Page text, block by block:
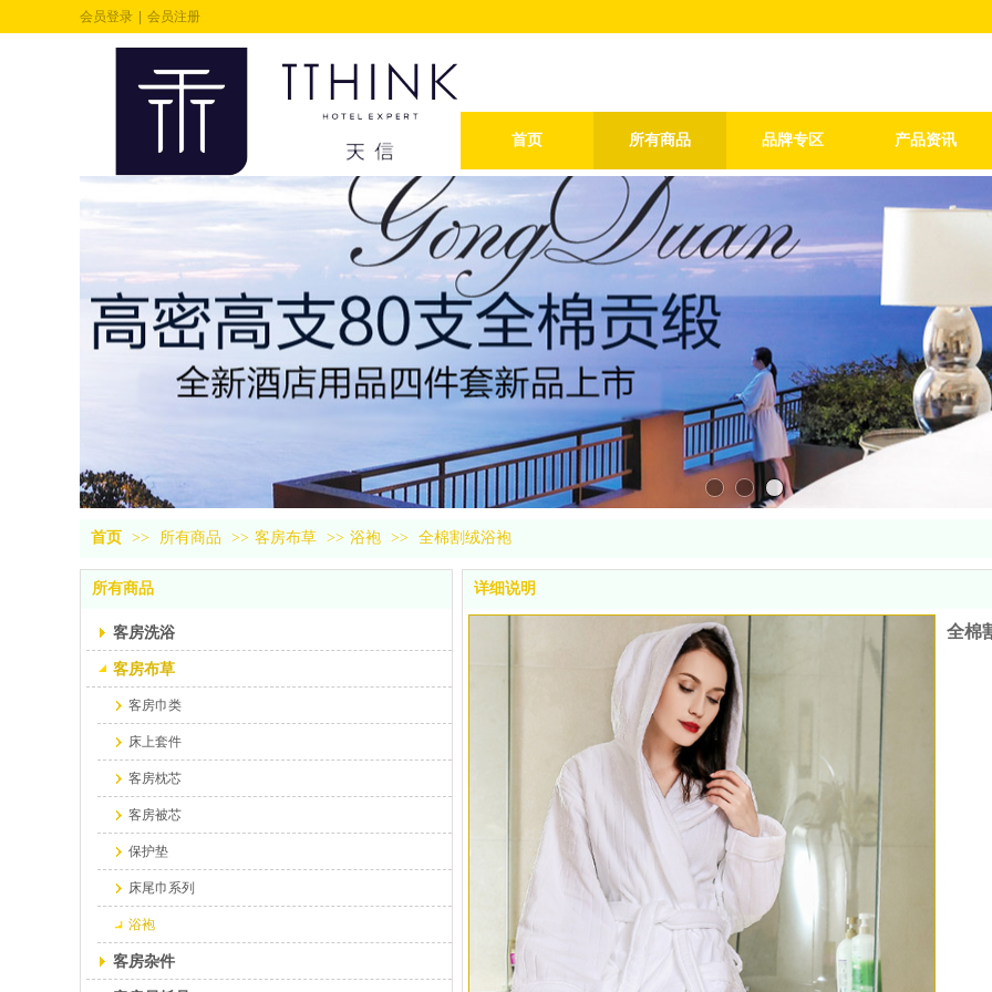
首页 所有商品 品牌专区 产品资讯
会员登录 会员注册
首页 >> 所有商品 >> 客房布草 >> 浴袍 >> 全棉割绒浴袍
所有商品
客房洗浴
客房布草
客房巾类
床上套件
客房枕芯
客房被芯
保护垫
床尾巾系列
浴袍
客房杂件
详细说明
全棉